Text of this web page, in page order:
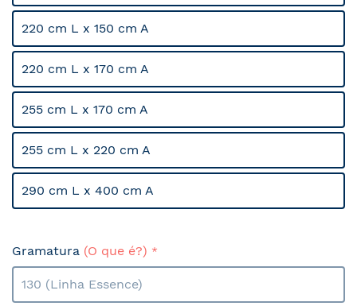
220 cm L x 150 cm A
220 cm L x 170 cm A
255 cm L x 170 cm A
255 cm L x 220 cm A
290 cm L x 400 cm A
Gramatura (O que é?)
130 (Linha Essence)